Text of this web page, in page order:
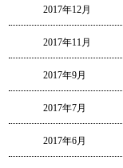
2017年12月
2017年11月
2017年9月
2017年7月
2017年6月